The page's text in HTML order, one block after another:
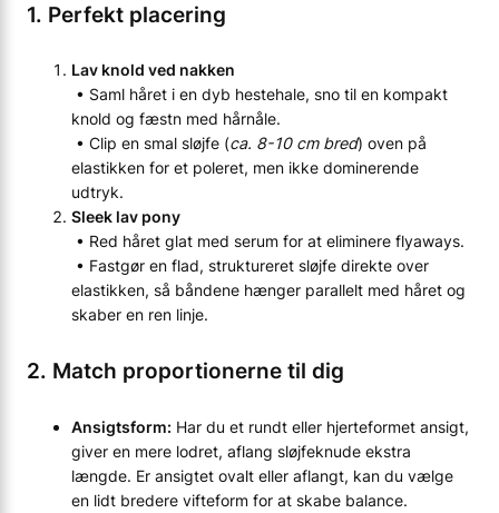
1. Perfekt placering
Lav knold ved nakken
• Saml håret i en dyb hestehale, sno til en kompakt
knold og fæstn med hårnåle.
• Clip en smal sløjfe (ca. 8-10 cm bred) oven på
elastikken for et poleret, men ikke dominerende
udtryk.
Sleek lav pony
• Red håret glat med serum for at eliminere flyaways.
• Fastgør en flad, struktureret sløjfe direkte over
elastikken, så båndene hænger parallelt med håret og
skaber en ren linje.
2. Match proportionerne til dig
Ansigtsform: Har du et rundt eller hjerteformet ansigt,
giver en mere lodret, aflang sløjfeknude ekstra
længde. Er ansigtet ovalt eller aflangt, kan du vælge
en lidt bredere vifteform for at skabe balance.